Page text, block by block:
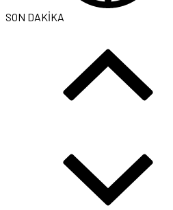
SON DAKİKA